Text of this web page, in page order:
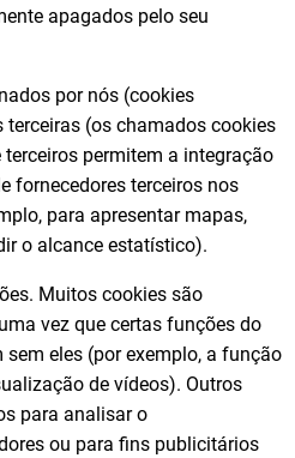
apagados pelo seu
por nós (cookies
(os chamados cookies
permitem a integração
fornecedores terceiros nos
para apresentar mapas,
o alcance estatístico).
Muitos cookies são
vez que certas funções do
eles (por exemplo, a função
de vídeos). Outros
para analisar o
ou para fins publicitários